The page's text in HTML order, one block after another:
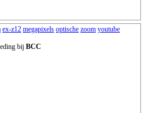
ex-z12 megapixels optische zoom youtube
bij BCC